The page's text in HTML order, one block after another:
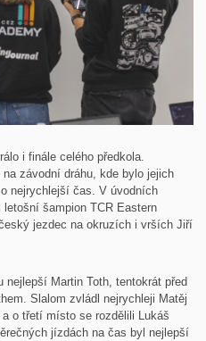
i finále celého předkola.
závodní dráhu, kde bylo jejich
nejrychlejší čas. V úvodních
šampion TCR Eastern
jezdec na okruzích i vrších Jiří
Martin Toth, tentokrát před
Slalom zvládl nejrychleji Matěj
o třetí místo se rozdělili Lukáš
jízdách na čas byl nejlepší